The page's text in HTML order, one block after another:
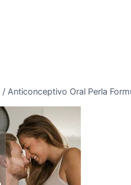
/ Anticonceptivo Oral Perla